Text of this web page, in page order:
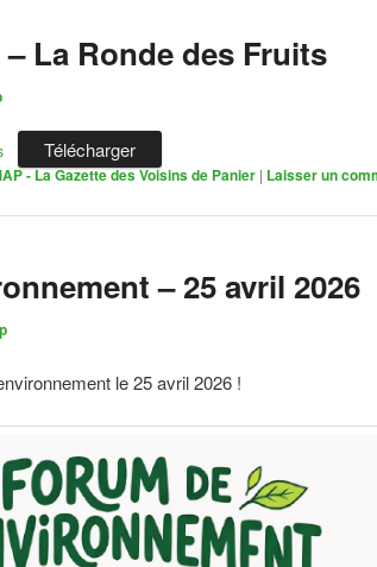
– La Ronde des Fruits
Télécharger
- La Gazette des Voisins de Panier | Laisser un
– 25 avril 2026
le 25 avril 2026 !